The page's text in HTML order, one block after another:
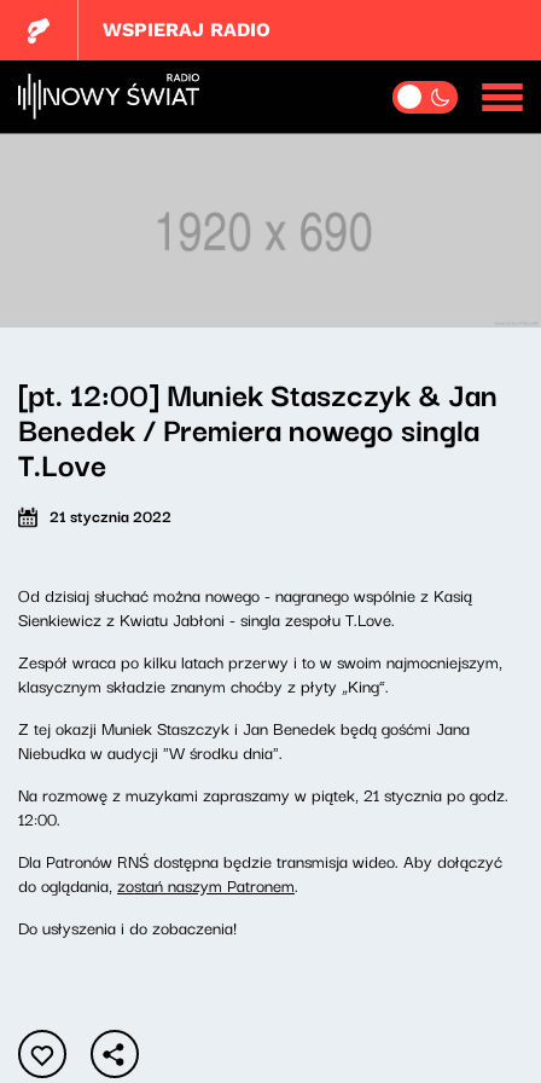
WSPIERAJ RADIO
[pt. 12:00] Muniek Staszczyk & Jan
Benedek / Premiera nowego singla
T.Love
21 stycznia 2022
Od dzisiaj słuchać można nowego - nagranego wspólnie z Kasią
Sienkiewicz z Kwiatu Jabłoni - singla zespołu T.Love.
Zespół wraca po kilku latach przerwy i to w swoim najmocniejszym,
klasycznym składzie znanym choćby z płyty „King”.
Z tej okazji Muniek Staszczyk i Jan Benedek będą gośćmi Jana
Niebudka w audycji "W środku dnia".
Na rozmowę z muzykami zapraszamy w piątek, 21 stycznia po godz.
12:00.
Dla Patronów RNŚ dostępna będzie transmisja wideo. Aby dołączyć
do oglądania,zostań naszym Patronem.
Do usłyszenia i do zobaczenia!